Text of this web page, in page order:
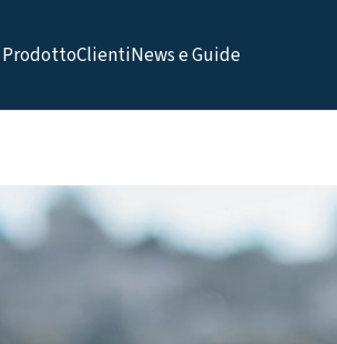
ProdottoClientiNews e Guide